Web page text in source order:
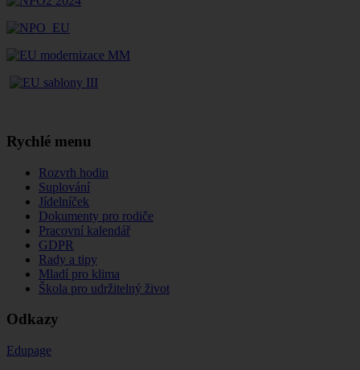
Rychlé menu
Rozvrh hodin
Suplování
Jídelníček
Dokumenty pro rodiče
Pracovní kalendář
GDPR
Rady a tipy
Mladí pro klima
Škola pro udržitelný život
Odkazy
Edupage